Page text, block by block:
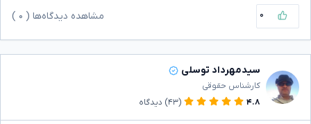
۰ مشاهده دیدگاه‌ها ( ۰
سیدمهرداد توسلی
کارشناس حقوقی
۴.۸
(۴۳) دیدگاه